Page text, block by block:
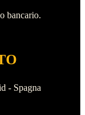
bancario.
- Spagna